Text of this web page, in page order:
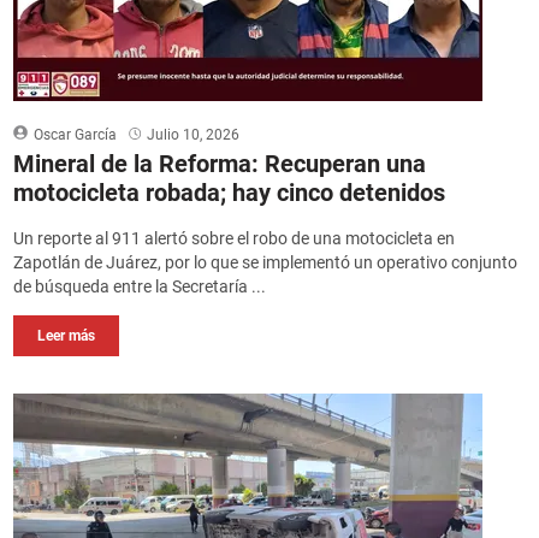
Oscar García Julio 10, 2026
Mineral de la Reforma: Recuperan una
motocicleta robada; hay cinco detenidos
Un reporte al 911 alertó sobre el robo de una motocicleta en
Zapotlán de Juárez, por lo que se implementó un operativo conjunto
de búsqueda entre la Secretaría ...
Leer más